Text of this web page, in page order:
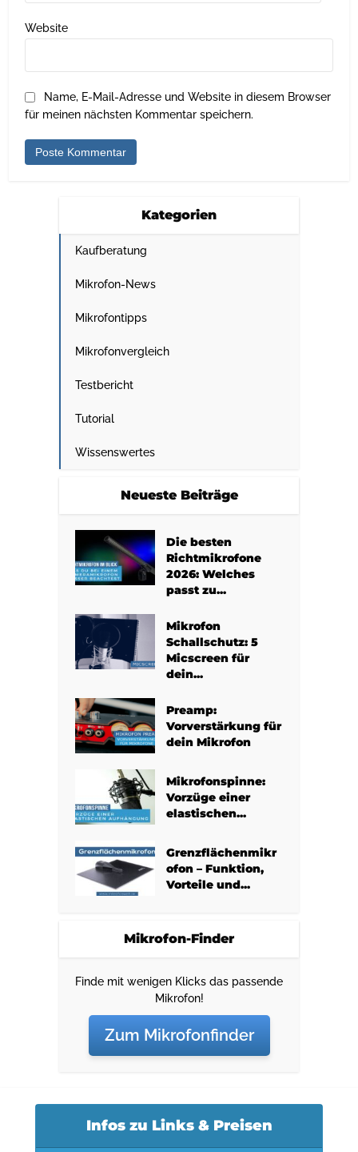
Website
Name, E-Mail-Adresse und Website in diesem Browser
für meinen nächsten Kommentar speichern.
Kategorien
Kaufberatung
Mikrofon-News
Mikrofontipps
Mikrofonvergleich
Testbericht
Tutorial
Wissenswertes
Neueste Beiträge
Die besten
Richtmikrofone
2026: Welches
passt zu...
Mikrofon
Schallschutz: 5
Micscreen für
dein...
Preamp:
Vorverstärkung für
dein Mikrofon
Mikrofonspinne:
Vorzüge einer
elastischen...
Grenzflächenmikr
ofon – Funktion,
Vorteile und...
Mikrofon-Finder
Finde mit wenigen Klicks das passende
Mikrofon!
Zum Mikrofonfinder
Infos zu Links & Preisen